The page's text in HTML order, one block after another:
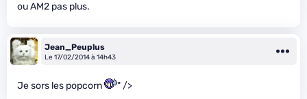
ou AM2 pas plus.
Jean_Peuplus
Le 17/02/2014 à 14h43
Je sors les popcorn " />